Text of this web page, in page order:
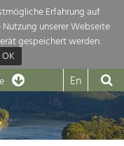
Erfahrung auf
unserer Webseite
gespeichert werden.
OK
En

sehr vielfältig. Deshalb
Für mehr
alle Projekte in diesem